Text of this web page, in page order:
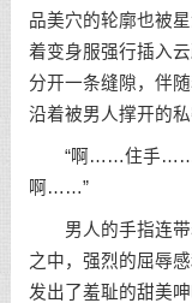
品美穴的轮廓也被
着变身服强行插入
分开一条缝隙，伴
沿着被男人撑开的私
“啊……住手……
啊……”
男人的手指连带
之中，强烈的屈辱
发出了羞耻的甜美